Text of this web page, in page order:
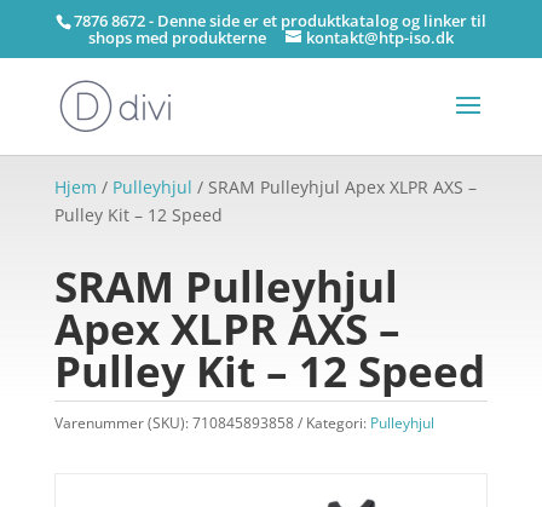
7876 8672 - Denne side er et produktkatalog og linker til
shops med produkterne kontakt@htp-iso.dk
Hjem / Pulleyhjul / SRAM Pulleyhjul Apex XLPR AXS –
Pulley Kit – 12 Speed
SRAM Pulleyhjul
Apex XLPR AXS –
Pulley Kit – 12 Speed
Varenummer (SKU):710845893858 Kategori: Pulleyhjul